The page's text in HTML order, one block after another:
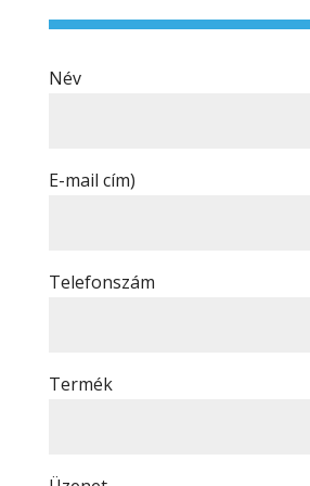
Név
E-mail cím)
Telefonszám
Termék